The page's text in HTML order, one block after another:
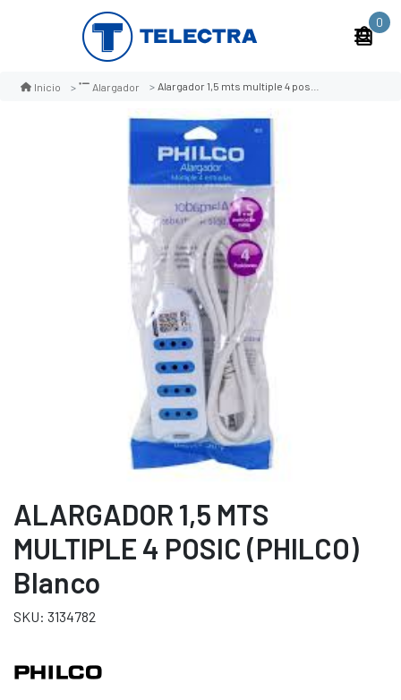
0
Inicio Alargador Alargador 1,5 mts multiple 4 posic (philco) blanco
ALARGADOR 1,5 MTS
MULTIPLE 4 POSIC (PHILCO)
Blanco
SKU: 3134782